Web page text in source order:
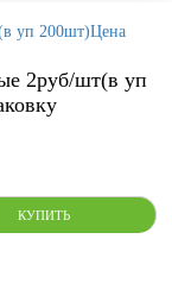
2руб/шт(в уп